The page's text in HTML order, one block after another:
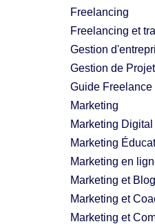
Freelancing
Freelancing et
Gestion
Gestion de Projet
Guide Freelance
Marketing
Marketing Digital
Marketing
Marketing en
Marketing et
Marketing et
Marketing et